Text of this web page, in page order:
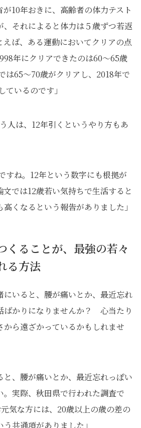
10年おきに、高齢者の体力テスト
、それによると体力は５歳ずつ若返
えば、ある運動においてクリアの点
年にクリアできたのは60〜65歳
は65～70歳がクリアし、2018年で
ているのです」
人は、12年引くというやり方もあ
すね。12年という数字にも根拠が
では12歳若い気持ちで生活すると
くなるという報告がありました」
くることが、最強の若々
る方法
にいると、腰が痛いとか、最近忘れ
ばかりになりませんか？ 心当たり
から遠ざかっているかもしれませ
と、腰が痛いとか、最近忘れっぽい
。実際、秋田県で行われた調査で
気な方には、20歳以上の歳の差の
共通項がありました」